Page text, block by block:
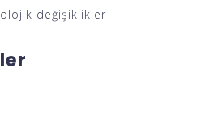
değişiklikler